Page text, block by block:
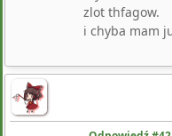
zlot thfagow.
i chyba mam